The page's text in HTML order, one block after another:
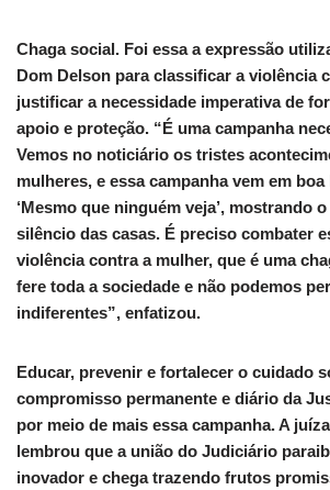
Chaga social. Foi essa a expressão
Dom Delson para classificar a violência
justificar a necessidade imperativa de
apoio e proteção. “É uma campanha
Vemos no noticiário os tristes
mulheres, e essa campanha vem em
‘Mesmo que ninguém veja’, mostrando
silêncio das casas. É preciso combater
violência contra a mulher, que é uma
fere toda a sociedade e não podemos
indiferentes”, enfatizou.
Educar, prevenir e fortalecer o cuidado
compromisso permanente e diário da
por meio de mais essa campanha. A
lembrou que a união do Judiciário
inovador e chega trazendo frutos